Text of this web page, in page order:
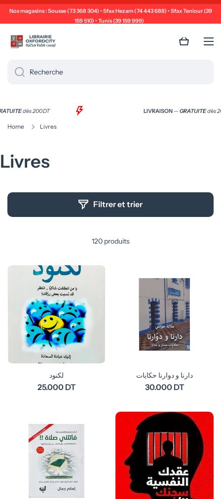
Ignorer et passer au contenu
Nos magasins : Sousse (73 368 304) • Sfax Hezam (74 443 688) • Sfax Teniour (39
159 510) • Tunis (39 159 999)
Panier
Recherche
GRATUITEdès 200 DT LIVRAISON—GRATUITE
Home Livres
Livres
Filtrer et trier
120 produits
لكنود
25.000 DT
دارنا و دوارنا حكايات
30.000 DT